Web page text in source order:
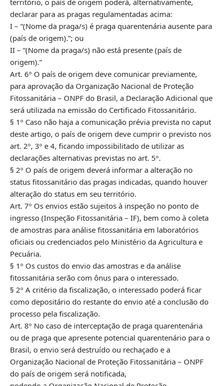
declarar para as pragas regulamentadas acima:
I – “(Nome da praga/s) é praga quarentenária ausente para
(país de origem).”; ou
II – “(Nome da praga/s) não está presente (país de
origem).”
Art. 6º O país de origem deve comunicar previamente,
para aprovação da Organização Nacional de Proteção
Fitossanitária – ONPF do Brasil, a Declaração Adicional que
será utilizada na emissão do Certificado Fitossanitário.
§ 1º Caso não haja a comunicação prévia prevista no caput
deste artigo, o país de origem deve cumprir o previsto nos
art. 2º, 3º e 4, ficando impossibilitado de utilizar as
declarações alternativas previstas no art. 5º.
§ 2º O país de origem deverá informar a alteração no
status fitossanitário das pragas indicadas, quando houver
alteração do status em seu território.
Art. 7º Os envios estão sujeitos à inspeção no ponto de
ingresso (Inspeção Fitossanitária – IF), bem como à coleta
de amostras para análise fitossanitária em laboratórios
oficiais ou credenciados pelo Ministério da Agricultura e
Pecuária.
§ 1º Os custos do envio das amostras e da análise
fitossanitária serão com ônus para o interessado.
§ 2º A critério da fiscalização, o interessado poderá ficar
como depositário do restante do envio até a conclusão do
processo pela fiscalização.
Art. 8º No caso de interceptação de praga quarentenária
ou de praga que apresente potencial quarentenário para o
Brasil, o envio será destruído ou rechaçado e a
Organização Nacional de Proteção Fitossanitária – ONPF
do país de origem será notificada,